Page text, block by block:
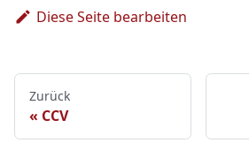
Diese Seite bearbeiten
Zurück
CCV